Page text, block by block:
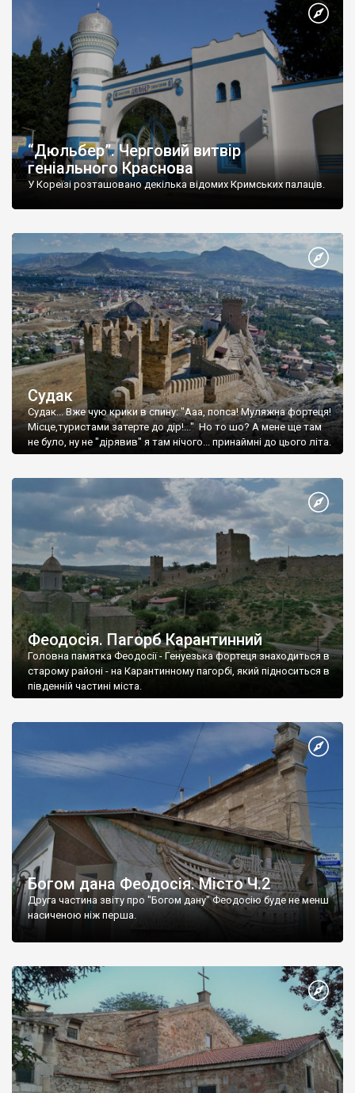
“Дюльбер”. Черговий витвір
геніального Краснова
У Кореїзі розташовано декілька відомих Кримських палаців.
Судак
Судак... Вже чую крики в спину: "Ааа, попса! Муляжна фортеця!
Місце,туристами затерте до дір!..." Но то шо? А мене ще там
не було, ну не "дірявив" я там нічого... принаймні до цього літа.
Феодосія. Пагорб Карантинний
Головна памятка Феодосії - Генуезька фортеця знаходиться в
старому районі - на Карантинному пагорбі, який підноситься в
південній частині міста.
Богом дана Феодосія. Місто Ч.2
Друга частина звіту про "Богом дану" Феодосію буде не менш
насиченою ніж перша.